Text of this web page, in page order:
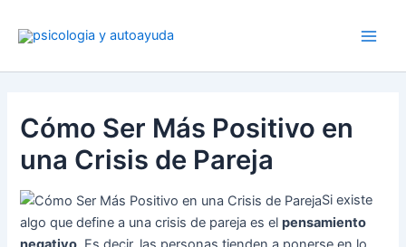
Cómo Ser Más Positivo en
una Crisis de Pareja
Si existe
algo que define a una crisis de pareja es elpensamiento